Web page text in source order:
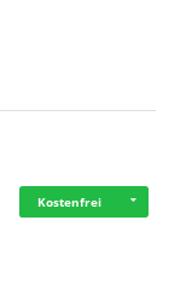
Kostenfrei